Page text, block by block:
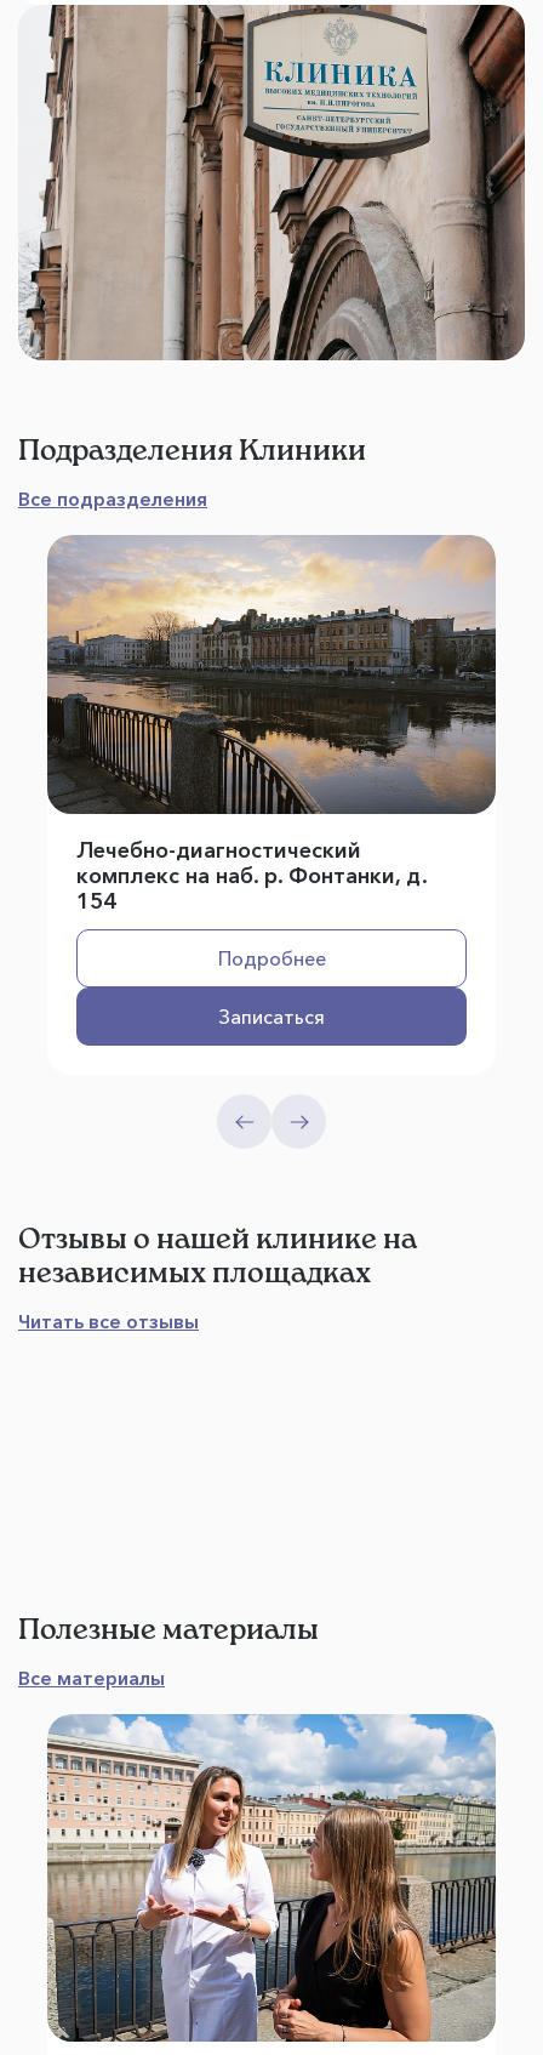
Подразделения Клиники
Все подразделения
Лечебно-диагностический
комплекс на наб. р. Фонтанки, д.
154
Подробнее
Записаться
Отзывы о нашей клинике на
независимых площадках
Читать все отзывы
Полезные материалы
Все материалы